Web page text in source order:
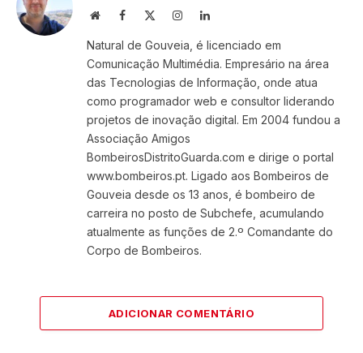
WebsiteFacebook InstagramLinkedIn
Natural de Gouveia, é licenciado em
Comunicação Multimédia. Empresário na área
das Tecnologias de Informação, onde atua
como programador web e consultor liderando
projetos de inovação digital. Em 2004 fundou a
Associação Amigos
BombeirosDistritoGuarda.com e dirige o portal
www.bombeiros.pt. Ligado aos Bombeiros de
Gouveia desde os 13 anos, é bombeiro de
carreira no posto de Subchefe, acumulando
atualmente as funções de 2.º Comandante do
Corpo de Bombeiros.
ADICIONAR COMENTÁRIO